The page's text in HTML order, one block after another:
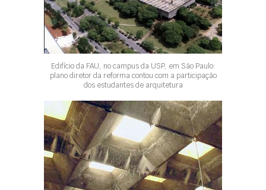
Edifício da FAU, no campus da USP, em São Paulo:
plano diretor da reforma contou com a participação
dos estudantes de arquitetura